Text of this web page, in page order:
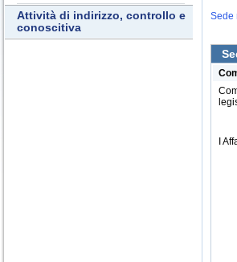
Attività di indirizzo, controllo e
conoscitiva
Sede
I